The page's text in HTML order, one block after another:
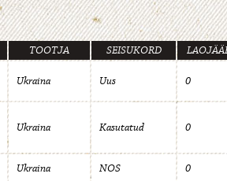
TOOTJA SEISUKORD
Ukraina Uus 0
Ukraina Kasutatud 0
Ukraina NOS 0